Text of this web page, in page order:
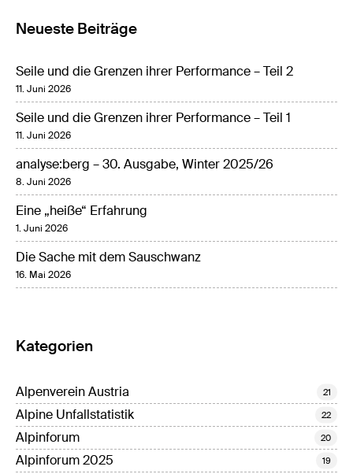
Neueste Beiträge
Seile und die Grenzen ihrer Performance – Teil 2
11. Juni 2026
Seile und die Grenzen ihrer Performance – Teil 1
11. Juni 2026
analyse:berg – 30. Ausgabe, Winter 2025/26
8. Juni 2026
Eine „heiße“ Erfahrung
1. Juni 2026
Die Sache mit dem Sauschwanz
16. Mai 2026
Kategorien
Alpenverein Austria 21
Alpine Unfallstatistik 22
Alpinforum 20
Alpinforum 2025 19